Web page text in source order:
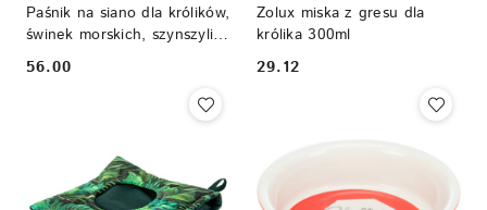
Paśnik na siano dla królików,
świnek morskich, szynszyli -
paśnik materiałowy
Cena:
56.00
Zolux miska z gresu dla
królika 300ml
Cena:
29.12